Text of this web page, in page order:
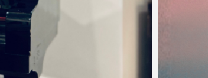
: AQUA -
fermeture